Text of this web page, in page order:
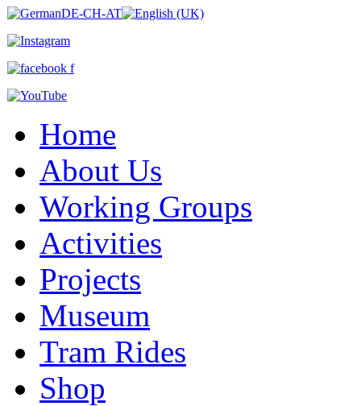
Home
About Us
Working Groups
Activities
Projects
Museum
Tram Rides
Shop